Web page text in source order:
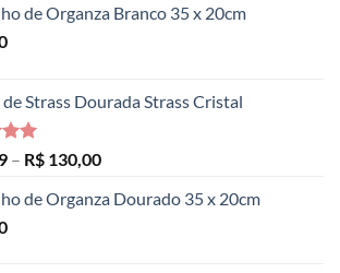
de Organza Branco 35 x 20cm
Strass Dourada Strass Cristal
5
– R$ 130,00Faixa
preço:
de Organza Dourado 35 x 20cm